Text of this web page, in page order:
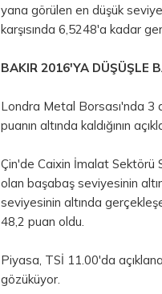
yana görülen en düşük
karşısında 6,5248'a kadar
BAKIR 2016'YA DÜŞÜŞLE
Londra Metal Borsası'nda 3
puanın altında kaldığının
Çin'de Caixin İmalat Sektörü
olan başabaş seviyesinin
seviyesinin altında
48,2 puan oldu.
Piyasa, TSİ 11.00'da
gözüküyor.